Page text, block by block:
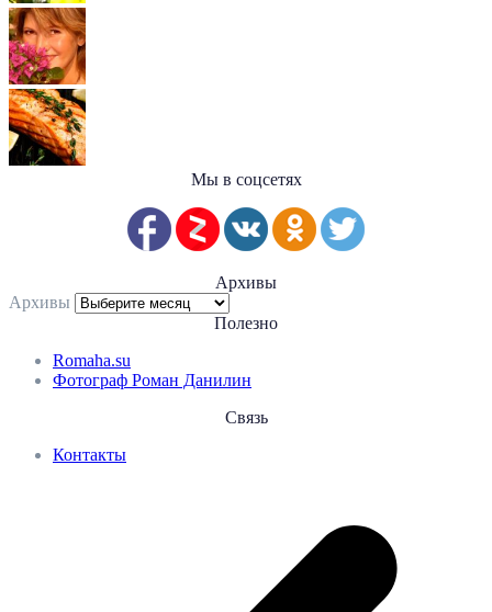
Мы в соцсетях
Архивы
Архивы
Полезно
Romaha.su
Фотограф Роман Данилин
Связь
Контакты